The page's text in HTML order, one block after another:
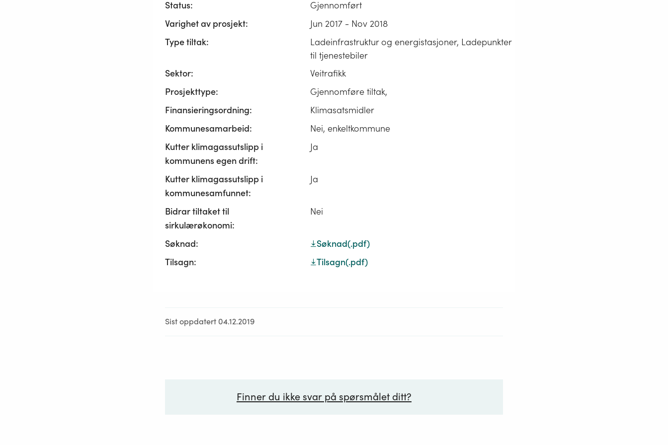
Status:
Gjennomført
Varighet av prosjekt:
Jun 2017 - Nov 2018
Type tiltak:
Ladeinfrastruktur og energistasjoner, Ladepunkter
til tjenestebiler
Sektor:
Veitrafikk
Prosjekttype:
Gjennomføre tiltak,
Finansieringsordning:
Klimasatsmidler
Kommunesamarbeid:
Nei, enkeltkommune
Kutter klimagassutslipp i
kommunens egen drift:
Ja
Kutter klimagassutslipp i
kommunesamfunnet:
Ja
Bidrar tiltaket til
sirkulærøkonomi:
Nei
Søknad: Søknad(.pdf)
Tilsagn:
Tilsagn(.pdf)
Sist oppdatert 04.12.2019
Finner du ikke svar på spørsmålet ditt?